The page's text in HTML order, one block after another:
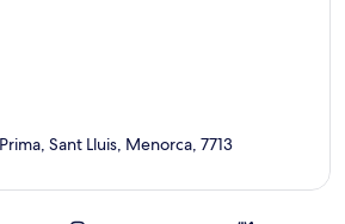
Sant Lluis, Menorca, 7713